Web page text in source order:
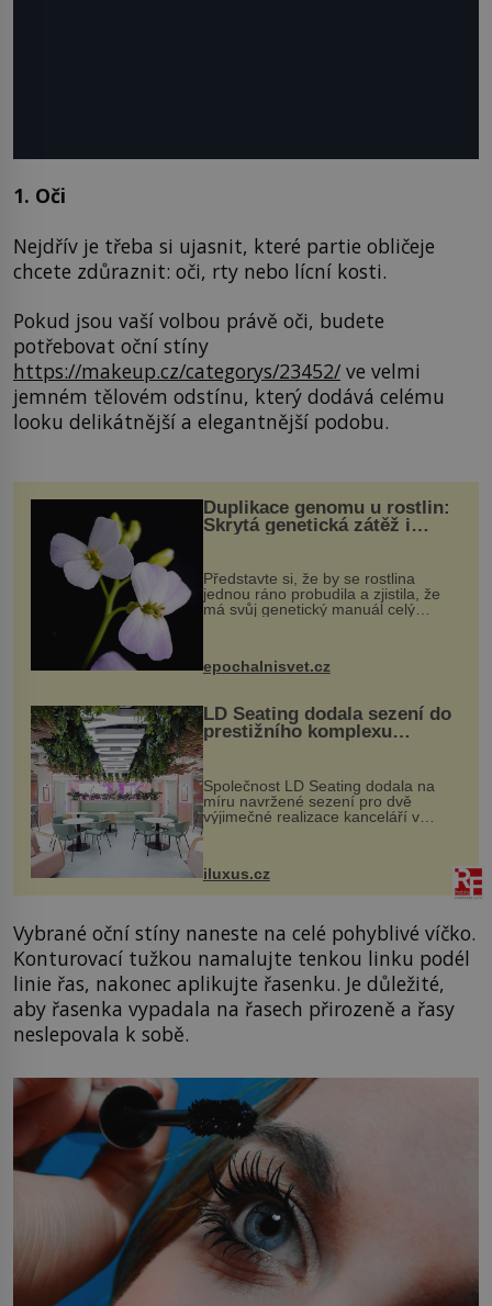
1. Oči
Nejdřív je třeba si ujasnit, které partie obličeje
chcete zdůraznit: oči, rty nebo lícní kosti.
Pokud jsou vaší volbou právě oči, budete
potřebovat oční stíny
https://makeup.cz/categorys/23452/ ve velmi
jemném tělovém odstínu, který dodává celému
looku delikátnější a elegantnější podobu.
Duplikace genomu u rostlin:
Skrytá genetická zátěž i
Představte si, že by se rostlina
jednou ráno probudila a zjistila, že
má svůj genetický manuál celý
vstupenka...
epochalnisvet.cz
LD Seating dodala sezení do
prestižního komplexu
MediaCityUK v Salfordu
Společnost LD Seating dodala na
míru navržené sezení pro dvě
výjimečné realizace kanceláří v
areálu MediaCityUK v anglickém
budov Media...
iluxus.cz
Vybrané oční stíny naneste na celé pohyblivé víčko.
Konturovací tužkou namalujte tenkou linku podél
linie řas, nakonec aplikujte řasenku. Je důležité,
aby řasenka vypadala na řasech přirozeně a řasy
neslepovala k sobě.